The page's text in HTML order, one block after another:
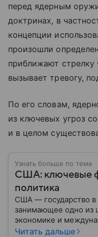
перед ядерным
доктринах, в
концепции
произошли
приближают стрелку
вызывает тревогу,
По его словам,
из ключевых угроз
и в целом
Узнать больше по теме
США: ключевые
политика
США — государство
занимающее одно из
экономике и
материале —
Читать дальше